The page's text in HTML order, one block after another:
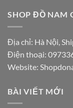
SHOP ĐỒ NAM
Địa chỉ: Hà Nội,
Điện thoại:
Website:
BÀI VIẾT MỚI